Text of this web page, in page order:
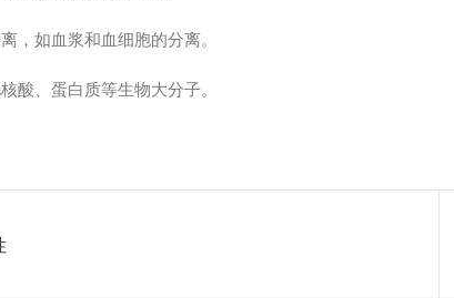
如血浆和血细胞的分离。
、蛋白质等生物大分子。